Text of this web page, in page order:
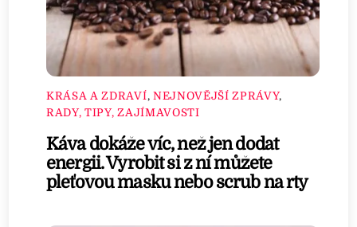
KRÁSA A ZDRAVÍ, NEJNOVĚJŠÍ ZPRÁVY,
RADY, TIPY, ZAJÍMAVOSTI
Káva dokáže víc, než jen dodat
energii. Vyrobit si z ní můžete
pleťovou masku nebo scrub na rty